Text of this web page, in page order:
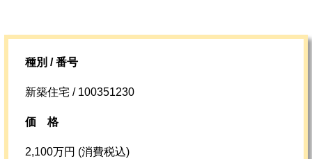
種別 / 番号
新築住宅 / 100351230
価格
2,100万円 (消費税込)